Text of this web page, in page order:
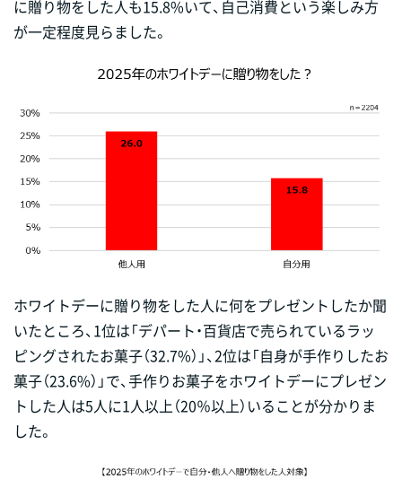
に贈り物をした人も15.8%いて、自己消費という楽しみ方
が一定程度見らました。
ホワイトデーに贈り物をした人に何をプレゼントしたか聞
いたところ、1位は「デパート・百貨店で売られているラッ
ピングされたお菓子（32.7%）」、2位は「自身が手作りしたお
菓子（23.6%）」で、手作りお菓子をホワイトデーにプレゼン
トした人は5人に1人以上（20％以上）いることが分かりま
した。